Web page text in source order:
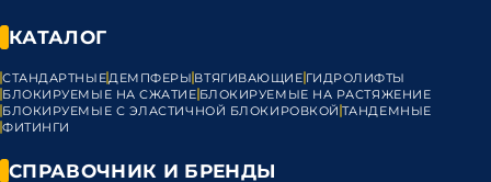
КАТАЛОГ
СТАНДАРТНЫЕДЕМПФЕРЫВТЯГИВАЮЩИЕГИДРОЛИФТЫ
БЛОКИРУЕМЫЕ НА СЖАТИЕБЛОКИРУЕМЫЕ НА РАСТЯЖЕНИЕ
БЛОКИРУЕМЫЕ С ЭЛАСТИЧНОЙ БЛОКИРОВКОЙ ТАНДЕМНЫЕ
ФИТИНГИ
СПРАВОЧНИК И БРЕНДЫ